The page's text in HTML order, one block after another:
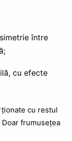
între
cu efecte
cu restul
frumusețea